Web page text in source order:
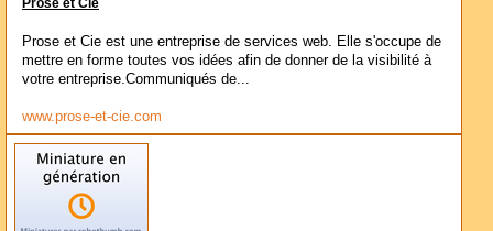
Prose et Cie
Prose et Cie est une entreprise de services web. Elle s'occupe de
mettre en forme toutes vos idées afin de donner de la visibilité à
votre entreprise.Communiqués de...
www.prose-et-cie.com